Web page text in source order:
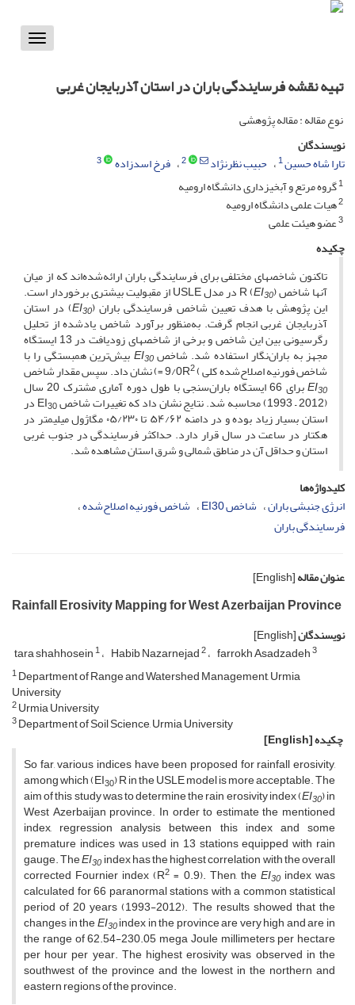
Toggle
تهیه‌ نقشه فرسایندگی باران در استان آذربایجان غربی
نوع مقاله : مقاله پژوهشی
نویسندگان
تارا شاه حسین1 حبیب نظرنژاد 2 فرخ اسدزاده
3
1گروه مرتع و آبخیزداری دانشگاه ارومیه
2هیات علمی دانشگاه ارومیه
3عضو هیئت علمی
چکیده
تاکنون شاخص­های مختلفی برای فرسایندگی باران ارائه‌شده‌اند که از میان
آن­ها شاخص ( EI30 ) R در مدل USLE از مقبولیت بیشتری برخوردار است.
این پژوهش با هدف تعیین شاخص فرسایندگی باران ( EI30 ) در استان
آذربایجان غربی انجام گرفت. به‌منظور برآورد شاخص یادشده از تحلیل
رگرسیونی بین این شاخص و برخی از شاخص­های زودیافت در 13 ایستگاه
مجهز به باران‌نگار استفاده شد. شاخص EI30 بیش‌ترین همبستگی را با
شاخص فورنیه اصلاح‌شده کلی ) 9/0R2 =) نشان داد. سپس مقدار شاخص
EI30 برای 66 ایستگاه باران‌سنجی با طول دوره­ آماری مشترک 20 سال
(2012 – 1993) محاسبه شد. نتایج نشان داد که تغییرات شاخص EI 30 در
استان بسیار زیاد بوده و در دامنه­ ۵۴/۶۲ تا ۰۵/۲۳۰ مگاژول میلی­متر در
هکتار در ساعت در سال قرار دارد. حداکثر فرسایندگی در جنوب غربی
استان و حداقل آن در مناطق شمالی و شرق استان مشاهده شد.
کلیدواژه‌ها
انرژی جنبشی باران شاخص EI30
شاخص فورنیه اصلاح‌شده
فرسایندگی باران
عنوان مقاله[English]
Rainfall Erosivity Mapping for West Azerbaijan Province
نویسندگان[English]
tara shahhosein1 Habib Nazarnejad2 farrokh Asadzadeh3
1Department of Range and Watershed Management, Urmia
University
2Urmia University
3Department of Soil Science, Urmia University
چکیده[English]
So far, various indices have been proposed for rainfall erosivity,
among which (EI30) R in the USLE model is more acceptable. The
aim of this study was to determine the rain erosivity index (EI30) in
West Azerbaijan province. In order to estimate the mentioned
index, regression analysis between this index and some
premature indices was used in 13 stations equipped with rain
gauge. TheEI30 index has the highest correlation with the overall
corrected Fournier index (R2 = 0.9). Then, theEI30index was
calculated for 66 paranormal stations with a common statistical
period of 20 years (1993-2012). The results showed that the
changes in theEI30index in the province are very high and are in
the range of 62.54-230.05 mega Joule millimeters per hectare
per hour per year. The highest erosivity was observed in the
southwest of the province and the lowest in the northern and
eastern regions of the province.